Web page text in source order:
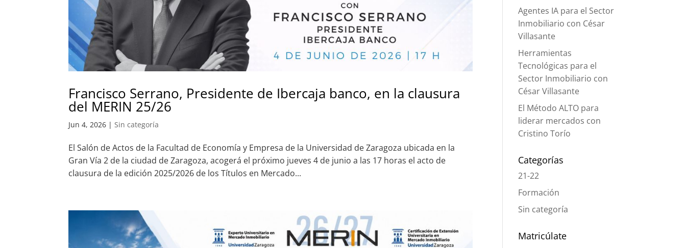
Francisco Serrano, Presidente de Ibercaja banco, en la clausura
del MERIN 25/26
Jun 4, 2026 |Sin categoría
El Salón de Actos de la Facultad de Economía y Empresa de la Universidad de Zaragoza ubicada en la
Gran Vía 2 de la ciudad de Zaragoza, acogerá el próximo jueves 4 de junio a las 17 horas el acto de
clausura de la edición 2025/2026 de los Títulos en Mercado...
Agentes IA para el Sector
Inmobiliario con César
Villasante
Herramientas
Tecnológicas para el
Sector Inmobiliario con
César Villasante
El Método ALTO para
liderar mercados con
Cristino Torío
Categorías
21-22
Formación
Sin categoría
Matricúlate